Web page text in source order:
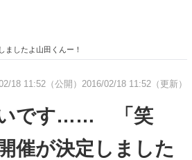
経営リー
IT製品の技術・比較・事例 製造業の
したよ山田くんー！
18 11:52（公開） 2016/02/18 11:52（更新）
いです…… 「笑
催が決定しました